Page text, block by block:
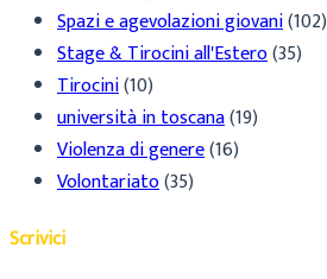
Spazi e agevolazioni giovani(102)
Stage & Tirocini all'Estero(35)
Tirocini(10)
università in toscana(19)
Violenza di genere(16)
Volontariato(35)
Scrivici